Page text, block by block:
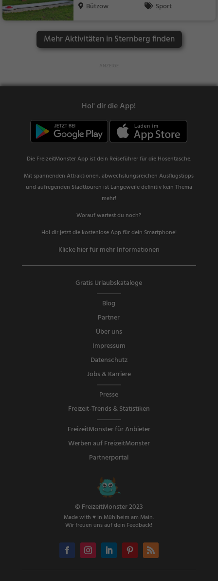
Bützow
Sport
Mehr Aktivitäten in Sternberg finden
Hol' dir die App!
Die FreizeitMonster App ist dein Reiseführer für die Hosentasche.
Mit spannenden Attraktionen, abwechslungsreichen Ausflugstipps
und aufregenden Stadttouren ist Langeweile definitiv kein Thema
mehr!
Worauf wartest du noch?
Hol dir jetzt die kostenlose App für dein Smartphone!
Klicke hier für mehr Informationen
Gratis Urlaubskataloge
Blog
Partner
Über uns
Impressum
Datenschutz
Jobs & Karriere
Presse
Freizeit-Trends & Statistiken
FreizeitMonster für Anbieter
Werben auf FreizeitMonster
Partnerportal
© FreizeitMonster 2023
Made with ♥ in Mühlheim am Main.
Wir freuen uns auf dein Feedback!